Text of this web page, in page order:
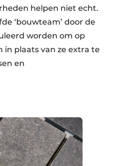
helpen niet echt.
‘bouwteam’ door de
worden om op
plaats van ze extra te
en